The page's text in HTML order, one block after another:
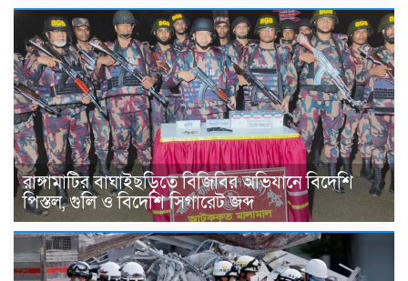
রাঙ্গামাটির বাঘাইছড়িতে বিজিবির অভিযানে বিদেশি
পিস্তল, গুলি ও বিদেশি সিগারেট জব্দ